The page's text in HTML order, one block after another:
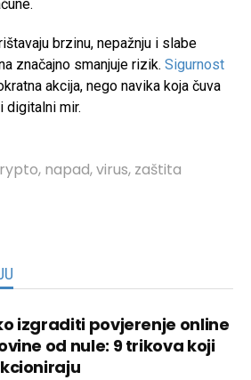
brzinu, nepažnju i slabe
značajno smanjuje rizik. Sigurnost
akcija, nego navika koja čuva
digitalni mir.
, napad,virus, zaštita
izgraditi povjerenje online
od nule: 9 trikova koji